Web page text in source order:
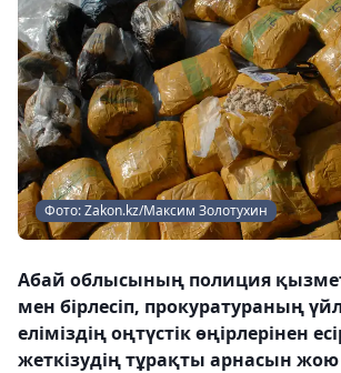
Фото: Zakon.kz/Максим Золотухин
Абай облысының полиция
мен бірлесіп, прокуратураның
еліміздің оңтүстік өңірлерінен
жеткізудің тұрақты арнасын